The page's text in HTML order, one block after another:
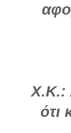
Χ.Κ.:
ότι